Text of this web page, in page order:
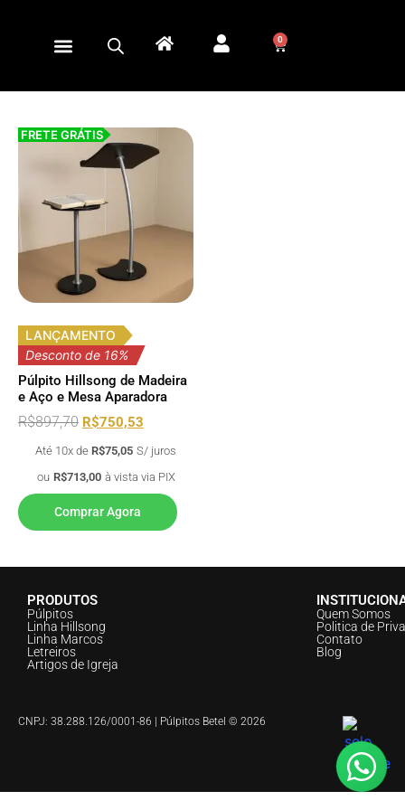
0
FRETE GRÁTIS
LANÇAMENTO
Desconto de 16%
Púlpito Hillsong de Madeira
e Aço e Mesa Aparadora
R$897,70 R$750,53
Até 10x de R$75,05 S/ juros
ou R$713,00 à vista via PIX
Comprar Agora
PRODUTOS
Púlpitos
Linha Hillsong
Linha Marcos
Letreiros
Artigos de Igreja
Quem Somos
Politica de
Contato
Blog
CNPJ: 38.288.126/0001-86 | Púlpitos Betel © 2026